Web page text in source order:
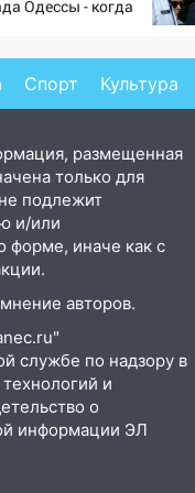
Одессы - когда
Спорт Культура
размещенная
только для
подлежит
и/или
форме, иначе как с
авторов.
службе по надзору в
и
о
информации ЭЛ